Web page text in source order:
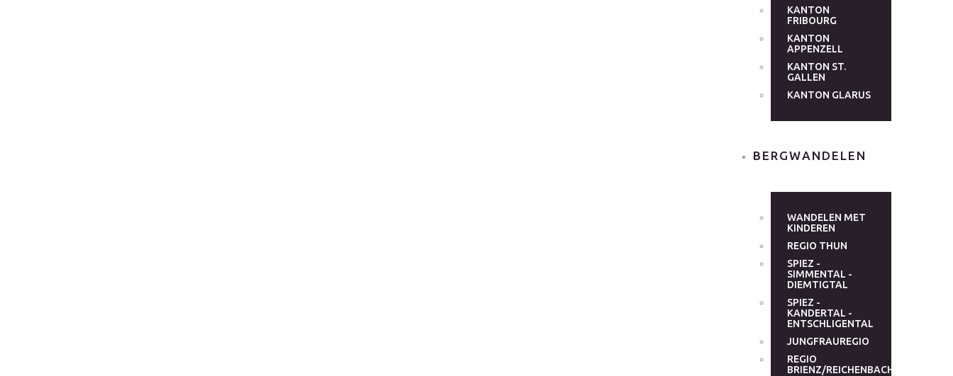
KANTON
FRIBOURG
KANTON
APPENZELL
KANTON ST.
GALLEN
KANTON GLARUS
BERGWANDELEN
WANDELEN MET
KINDEREN
REGIO THUN
SPIEZ -
SIMMENTAL -
DIEMTIGTAL
SPIEZ -
KANDERTAL -
ENTSCHLIGENTAL
JUNGFRAUREGIO
REGIO
BRIENZ/REICHENBACHTAL